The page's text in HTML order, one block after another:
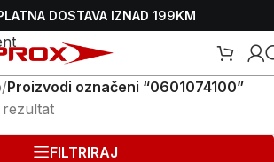
DOSTAVA IZNAD 199KM
/Proizvodi označeni “0601074100”
rezultat
FILTRIRAJ